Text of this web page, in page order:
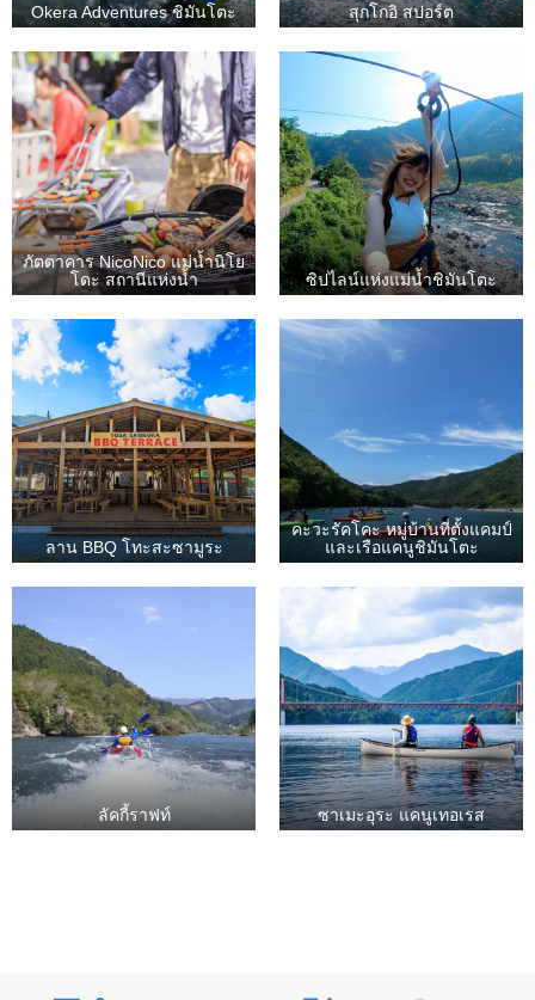
Okera Adventures ชิมันโตะ สุกโกอิ สปอร์ต
ภัตตาคาร NicoNico แม่น้ำนิโย
โดะ สถานีแห่งน้ำ
ซิปไลน์แห่งแม่น้ำชิมันโตะ
ลาน BBQ โทะสะซามูระ
คะวะรัคโคะ หมู่บ้านที่ตั้งแคมป์
และเรือแคนูชิมันโตะ
ลัคกี้ราฟท์ ซาเมะอุระ แคนูเทอเรส